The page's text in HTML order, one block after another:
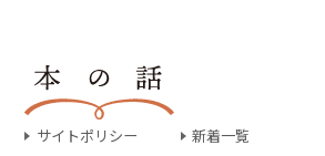
サイトポリシー
新着一覧